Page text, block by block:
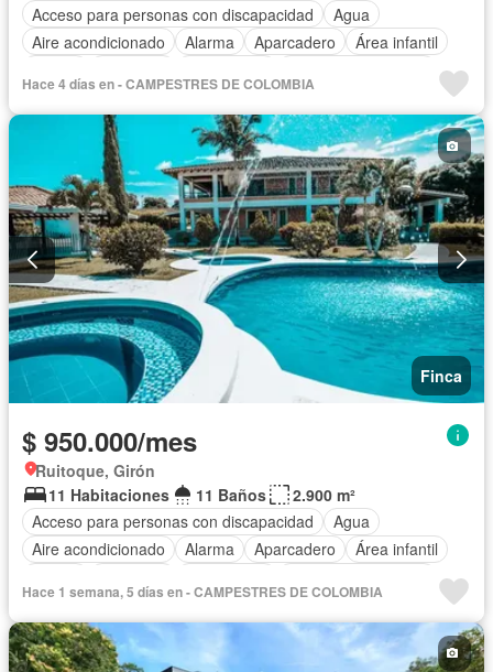
Acceso para personas con discapacidad
Agua
Aire acondicionado
Alarma Aparcadero
Área infantil
Chimenea
Cocina amoblada
Cocina integral
Cuarto de servicio
Depósito Electricidad
Gas natural
Internet Jacuzzi Jardín Estudio
Patio
Piscina
Vigilante Sauna
Seguridad privada
Tanque de agua
Terraza Vista panorámica
Wifi
Permite mascotas
Permite niños Solo familias
Hace 4 días en - CAMPESTRES DE COLOMBIA
Finca
$ 950.000/mes
Ruitoque, Girón
11 Habitaciones
11 Baños
2.900 m²
Acceso para personas con discapacidad
Agua
Aire acondicionado
Alarma Aparcadero
Área infantil
Chimenea
Cocina amoblada
Cocina integral
Cuarto de servicio
Depósito Electricidad
Gas natural
Gimnasio
Internet Jacuzzi Estudio
Patio
Hace 1 semana, 5 días en - CAMPESTRES DE COLOMBIA